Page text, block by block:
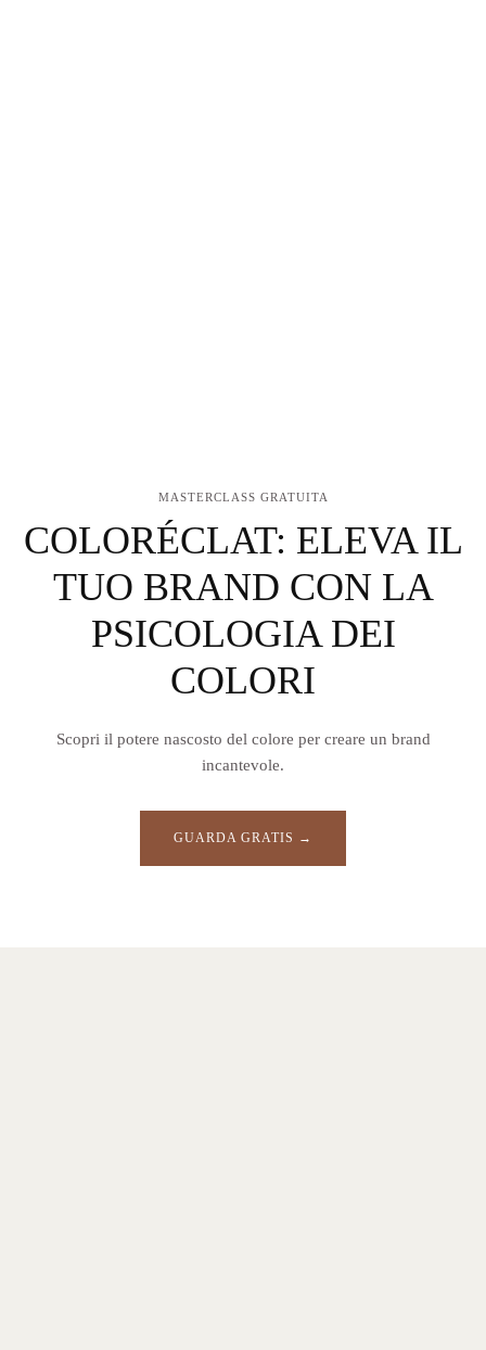
MASTERCLASS GRATUITA
COLORÉCLAT: ELEVA IL
TUO BRAND CON LA
PSICOLOGIA DEI
COLORI
Scopri il potere nascosto del colore per creare un brand
incantevole.
GUARDA GRATIS →